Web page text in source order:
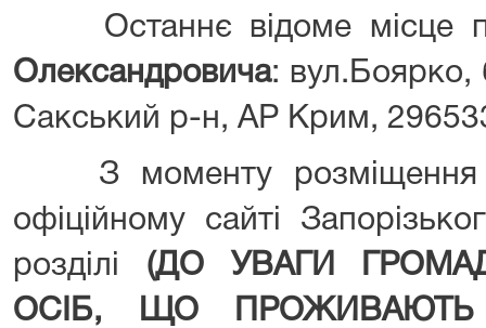
Останнє відоме місце
Олександровича: вул.Боярко,
Сакський р-н, АР Крим,
З моменту розміщення
офіційному сайті
розділі (ДО УВАГИ
ОСІБ, ЩО ПРОЖИВАЮТЬ